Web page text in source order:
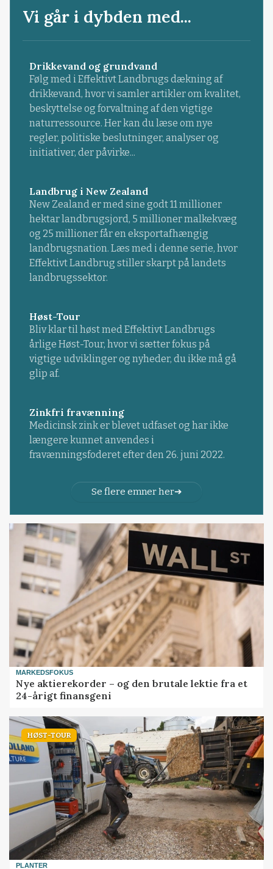
Vi går i dybden med...
Drikkevand og grundvand
Følg med i Effektivt Landbrugs dækning af
drikkevand, hvor vi samler artikler om kvalitet,
beskyttelse og forvaltning af den vigtige
naturressource. Her kan du læse om nye
regler, politiske beslutninger, analyser og
initiativer, der påvirke...
Landbrug i New Zealand
New Zealand er med sine godt 11 millioner
hektar landbrugsjord, 5 millioner malkekvæg
og 25 millioner får en eksportafhængig
landbrugsnation. Læs med i denne serie, hvor
Effektivt Landbrug stiller skarpt på landets
landbrugssektor.
Høst-Tour
Bliv klar til høst med Effektivt Landbrugs
årlige Høst-Tour, hvor vi sætter fokus på
vigtige udviklinger og nyheder, du ikke må gå
glip af.
Zinkfri fravænning
Medicinsk zink er blevet udfaset og har ikke
længere kunnet anvendes i
fravænningsfoderet efter den 26. juni 2022.
Se flere emner her
MARKEDSFOKUS
Nye aktierekorder – og den brutale lektie fra et
24-årigt finansgeni
HØST-TOUR
PLANTER